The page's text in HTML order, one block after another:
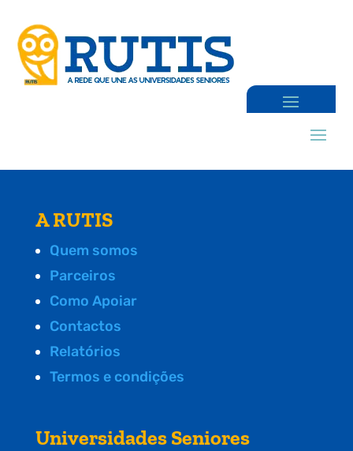
A RUTIS
Quem somos
Parceiros
Como Apoiar
Contactos
Relatórios
Termos e condições
Universidades Seniores